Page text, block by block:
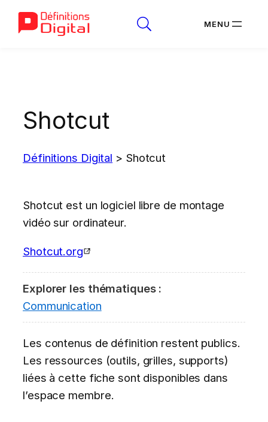
Shotcut
Définitions Digital > Shotcut
Shotcut est un logiciel libre de montage
vidéo sur ordinateur.
Shotcut.org
Explorer les thématiques :
Communication
Les contenus de définition restent publics.
Les ressources (outils, grilles, supports)
liées à cette fiche sont disponibles dans
l’espace membre.